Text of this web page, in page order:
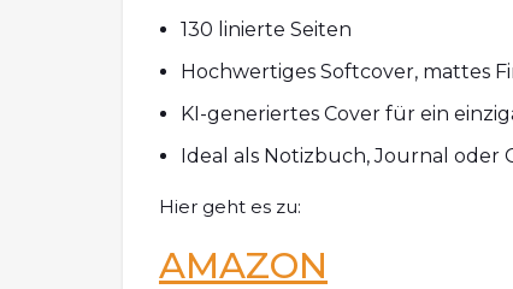
130 linierte Seiten
Hochwertiges Softcover, mattes
KI-generiertes Cover für ein
Ideal als Notizbuch, Journal oder
Hier geht es zu:
AMAZON